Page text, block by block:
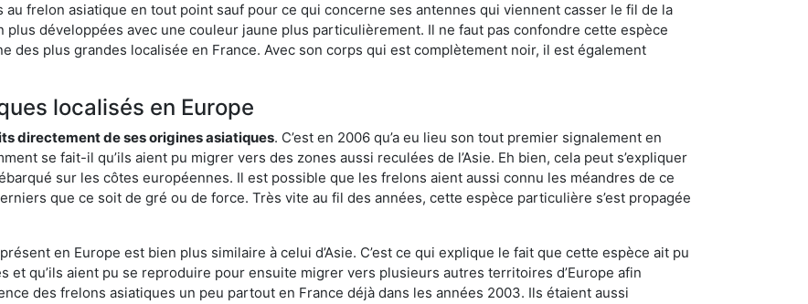
frelon asiatique en tout point sauf pour ce qui concerne ses antennes qui viennent casser le fil de la
développées avec une couleur jaune plus particulièrement. Il ne faut pas confondre cette espèce
des plus grandes localisée en France. Avec son corps qui est complètement noir, il est également
localisés en Europe
directement de ses origines asiatiques. C’est en 2006 qu’a eu lieu son tout premier signalement en
se fait-il qu’ils aient pu migrer vers des zones aussi reculées de l’Asie. Eh bien, cela peut s’expliquer
sur les côtes européennes. Il est possible que les frelons aient aussi connu les méandres de ce
que ce soit de gré ou de force. Très vite au fil des années, cette espèce particulière s’est propagée
en Europe est bien plus similaire à celui d’Asie. C’est ce qui explique le fait que cette espèce ait pu
et qu’ils aient pu se reproduire pour ensuite migrer vers plusieurs autres territoires d’Europe afin
des frelons asiatiques un peu partout en France déjà dans les années 2003. Ils étaient aussi